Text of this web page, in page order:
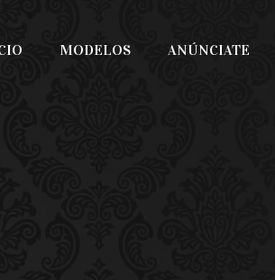
MODELOS ANÚNCIATE